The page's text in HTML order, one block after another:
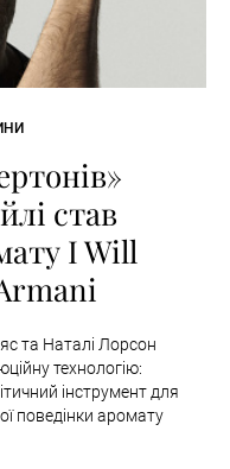
став
I Will
та Наталі Лорсон
технологію:
інструмент для
поведінки аромату